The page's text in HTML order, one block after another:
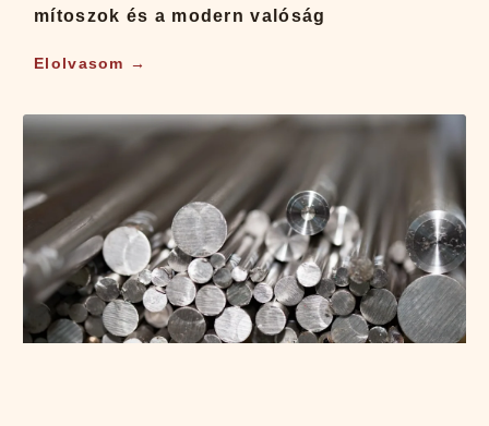
mítoszok és a modern valóság
Elolvasom →